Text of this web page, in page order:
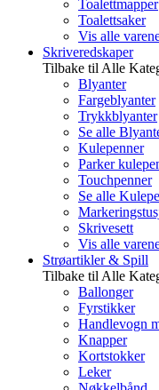
Toalettmapper
Toalettsaker
Vis alle
Skriveredskaper
Tilbake til Alle
Blyanter
Fargeblyanter
Trykkblyanter
Se alle
Kulepenner
Parker
Touchpenner
Se alle
Skrivesett
Vis alle
Strøartikler & Spill
Tilbake til Alle
Ballonger
Fyrstikker
Handlevogn
Knapper
Kortstokker
Leker